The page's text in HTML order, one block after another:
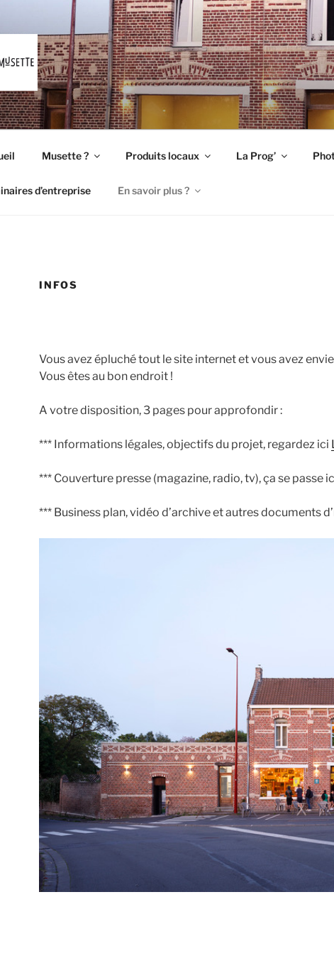
MUSETTE
bonne franquette !
Musette ? Produits locaux La Prog’
d’entreprise En savoir plus ?
INFOS
Vous avez épluché tout le site internet et vous avez
Vous êtes au bon endroit !
A votre disposition, 3 pages pour approfondir :
*** Informations légales, objectifs du projet, regardez ici
*** Couverture presse (magazine, radio, tv), ça se passe
*** Business plan, vidéo d’archive et autres documents